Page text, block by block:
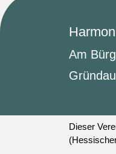
Am
Dieser